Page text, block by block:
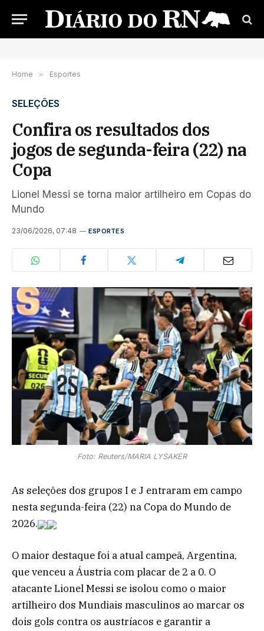
Home » Esportes
SELEÇÕES
Confira os resultados dos
jogos de segunda-feira (22) na
Copa
Lionel Messi se torna maior artilheiro em Copas do
Mundo
23/06/2026, 07:48 ESPORTES
Foto: Reuters/MARIA LYSAKER
As seleções dos grupos I e J entraram em campo
nesta segunda-feira (22) na Copa do Mundo de
2026.
O maior destaque foi a atual campeã, Argentina,
que venceu a Áustria com placar de 2 a 0. O
atacante Lionel Messi se isolou como o maior
artilheiro dos Mundiais masculinos ao marcar os
dois gols contra os austríacos e garantir a